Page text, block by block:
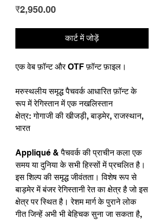
₹2,950.00मूल्य
कार्ट में जोड़ें
एक वेब फ़ॉन्ट और OTF फ़ॉन्ट फ़ाइल।
मरुस्थलीय समृद्ध पैचवर्क आधारित फ़ॉन्ट के
रूप में रेगिस्तान में एक नखलिस्तान
क्षेत्र: गोगाजी की खीजड़ी, बाड़मेर, राजस्थान,
भारत
Appliqué & पैचवर्क की प्राचीन कला एक
समय या दुनिया के सभी हिस्सों में प्रचलित है।
इस शिल्प की समृद्ध जीवंतता। विशेष रूप से
बाड़मेर में बंजर रेगिस्तानी रेत का क्षेत्र है जो इस
क्षेत्र पर स्थित है। रेशम मार्ग के पुराने लोक
गीत जिन्हें अभी भी बेहिचक सुना जा सकता है,